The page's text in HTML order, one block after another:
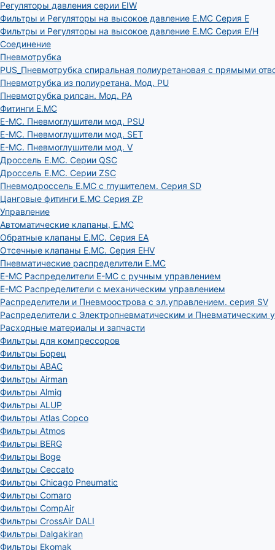
Регуляторы давления серии EIW
Фильтры и Регуляторы на высокое давление E.MC Серия E
Фильтры и Регуляторы на высокое давление E.MC Серия E/H
Соединение
Пневмотрубка
PUS_Пневмотрубка спиральная полиуретановая с прямыми
Пневмотрубка из полиуретана. Мод. РU
Пневмотрубка рилсан. Мод. PA
Фитинги E.MC
E-MC. Пневмоглушители мод. PSU
E-MC. Пневмоглушители мод. SET
E-MC. Пневмоглушители мод. V
Дроссель E.MC. Серии QSC
Дроссель E.MC. Серии ZSC
Пневмодроссель E.MC с глушителем. Серия SD
Цанговые фитинги E.MC Серия ZP
Управление
Автоматические клапаны, Е.МС
Обратные клапаны E.MC. Серия EA
Отсечные клапаны E.MC. Серия EHV
Пневматические распределители E.MC
E-MC Распределители E-MC с ручным управлением
E-MC Распределители с механическим управлением
Распределители и Пневмоострова с эл.управлением. серия SV
Распределители с Электропневматическим и Пневматическим
Расходные материалы и запчасти
Фильтры для компрессоров
Фильтры Борец
Фильтры ABAC
Фильтры Airman
Фильтры Almig
Фильтры ALUP
Фильтры Atlas Copco
Фильтры Atmos
Фильтры BERG
Фильтры Boge
Фильтры Ceccato
Фильтры Chicago Pneumatic
Фильтры Comaro
Фильтры CompAir
Фильтры CrossAir DALI
Фильтры Dalgakiran
Фильтры Ekomak